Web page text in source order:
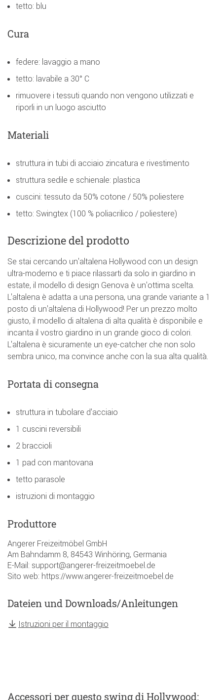
tetto: blu
Cura
federe: lavaggio a mano
tetto: lavabile a 30° C
rimuovere i tessuti quando non vengono utilizzati e
riporli in un luogo asciutto
Materiali
struttura in tubi di acciaio zincatura e rivestimento
struttura sedile e schienale: plastica
cuscini: tessuto da 50% cotone / 50% poliestere
tetto: Swingtex (100 % poliacrilico / poliestere)
Descrizione del prodotto
Se stai cercando un'altalena Hollywood con un design
ultra-moderno e ti piace rilassarti da solo in giardino in
estate, il modello di design Genova è un'ottima scelta.
L'altalena è adatta a una persona, una grande variante a 1
posto di un'altalena di Hollywood! Per un prezzo molto
giusto, il modello di altalena di alta qualità è disponibile e
incanta il vostro giardino in un grande gioco di colori.
L'altalena è sicuramente un eye-catcher che non solo
sembra unico, ma convince anche con la sua alta qualità.
Portata di consegna
struttura in tubolare d'acciaio
1 cuscini reversibili
2 braccioli
1 pad con mantovana
tetto parasole
istruzioni di montaggio
Produttore
Angerer Freizeitmöbel GmbH
Am Bahndamm 8, 84543 Winhöring, Germania
E-Mail: support@angerer-freizeitmoebel.de
Sito web: https://www.angerer-freizeitmoebel.de
Dateien und Downloads/Anleitungen
Istruzioni per il montaggio
Accessoriper questo swing di Hollywood: